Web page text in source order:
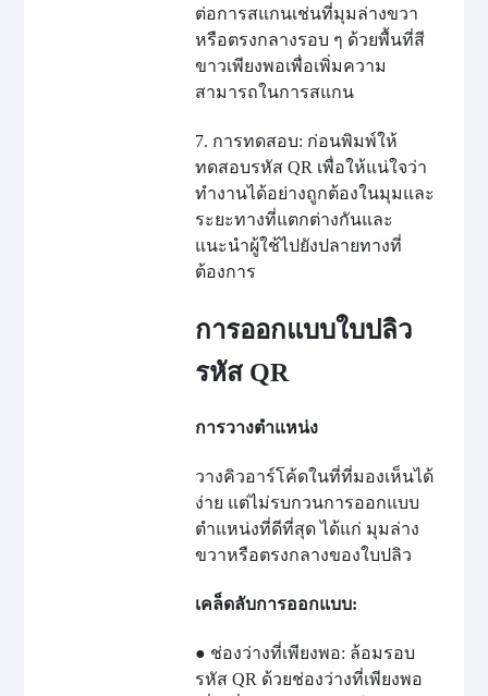
ต่อการสแกนเช่นที่มุมล่างขวา
หรือตรงกลางรอบ ๆ ด้วยพื้นที่สี
ขาวเพียงพอเพื่อเพิ่มความ
สามารถในการสแกน
7. การทดสอบ: ก่อนพิมพ์ให้
ทดสอบรหัส QR เพื่อให้แน่ใจว่า
ทำงานได้อย่างถูกต้องในมุมและ
ระยะทางที่แตกต่างกันและ
แนะนำผู้ใช้ไปยังปลายทางที่
ต้องการ
การออกแบบใบปลิว
รหัส QR
การวางตำแหน่ง
วางคิวอาร์โค้ดในที่ที่มองเห็นได้
ง่าย แต่ไม่รบกวนการออกแบบ
ตำแหน่งที่ดีที่สุด ได้แก่ มุมล่าง
ขวาหรือตรงกลางของใบปลิว
เคล็ดลับการออกแบบ:
● ช่องว่างที่เพียงพอ: ล้อมรอบ
รหัส QR ด้วยช่องว่างที่เพียงพอ